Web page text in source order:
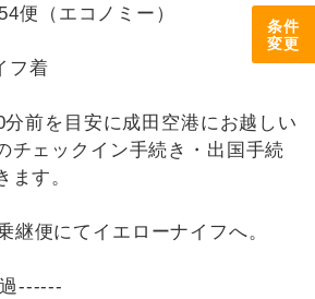
条件
変更
便（エコノミー）
フ着
前を目安に成田空港にお越しい
チェックイン手続き・出国手続
ます。
継便にてイエローナイフへ。
------